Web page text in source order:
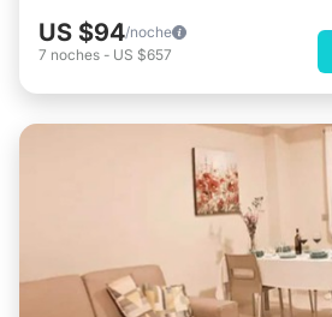
US $94/noche
7 noches - US $657